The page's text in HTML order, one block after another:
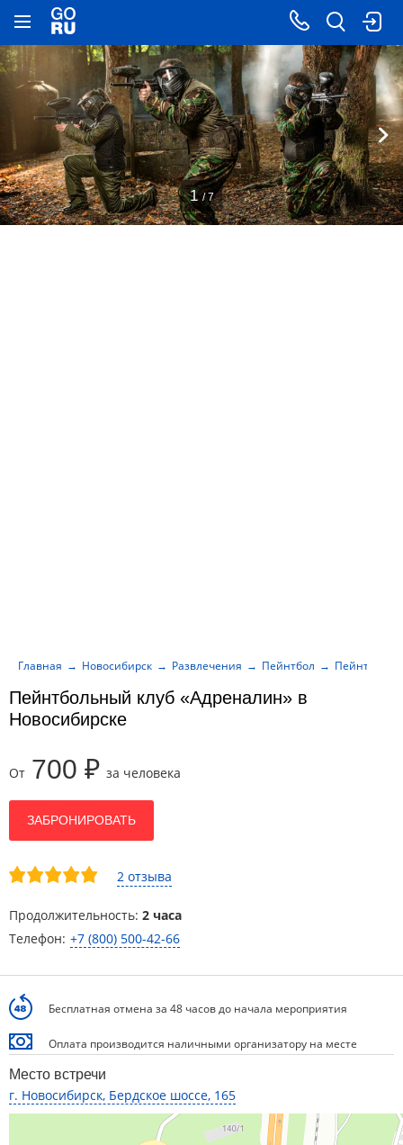
От 700 ₽ за человека
2 отзыва
Продолжительность: 2 часа
Телефон: +7 (800) 500-42-66
ЗАБРОНИРОВАТЬ
Бесплатная отмена за 48 часов до начала мероприятия
Оплата производится наличными организатору на месте
Пейнтбольный клуб «Адреналин» в
Новосибирске
Главная Новосибирск Развлечения Пейнтбол
1 / 7
Место встречи
г. Новосибирск, Бердское шоссе, 165